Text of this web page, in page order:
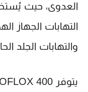
العدوى، حيث
التهابات الجهاز
والتهابات الجلد